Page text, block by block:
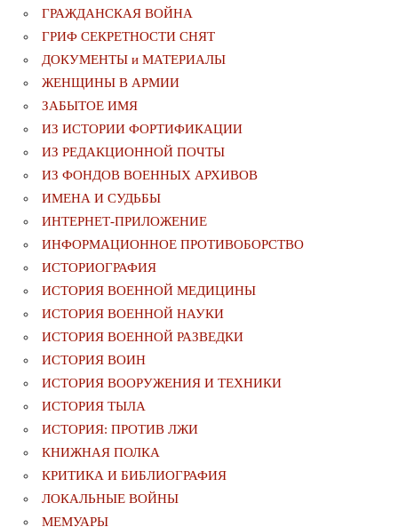
ГРАЖДАНСКАЯ ВОЙНА
ГРИФ СЕКРЕТНОСТИ СНЯТ
ДОКУМЕНТЫ и МАТЕРИАЛЫ
ЖЕНЩИНЫ В АРМИИ
ЗАБЫТОЕ ИМЯ
ИЗ ИСТОРИИ ФОРТИФИКАЦИИ
ИЗ РЕДАКЦИОННОЙ ПОЧТЫ
ИЗ ФОНДОВ ВОЕННЫХ АРХИВОВ
ИМЕНА И СУДЬБЫ
ИНТЕРНЕТ-ПРИЛОЖЕНИЕ
ИНФОРМАЦИОННОЕ ПРОТИВОБОРСТВО
ИСТОРИОГРАФИЯ
ИСТОРИЯ ВОЕННОЙ МЕДИЦИНЫ
ИСТОРИЯ ВОЕННОЙ НАУКИ
ИСТОРИЯ ВОЕННОЙ РАЗВЕДКИ
ИСТОРИЯ ВОИН
ИСТОРИЯ ВООРУЖЕНИЯ И ТЕХНИКИ
ИСТОРИЯ ТЫЛА
ИСТОРИЯ: ПРОТИВ ЛЖИ
КНИЖНАЯ ПОЛКА
КРИТИКА И БИБЛИОГРАФИЯ
ЛОКАЛЬНЫЕ ВОЙНЫ
МЕМУАРЫ